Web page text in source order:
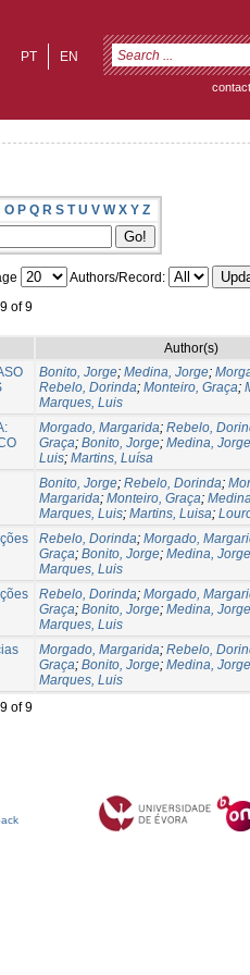
EN
PT
contact
O P Q R S T U V W X Y Z
Authors/Record:
of 9
Author(s)
Bonito, Jorge; Medina, Jorge;
Rebelo, Dorinda; Monteiro, Graça;
Marques, Luis
Morgado, Margarida; Rebelo,
Graça; Bonito, Jorge; Medina, Jorge
Luis; Martins, Luísa
Bonito, Jorge; Rebelo, Dorinda;
Margarida; Monteiro, Graça;
Marques, Luis; Martins, Luisa;
Rebelo, Dorinda; Morgado,
Graça; Bonito, Jorge; Medina, Jorge
Marques, Luis
Rebelo, Dorinda; Morgado,
Graça; Bonito, Jorge; Medina, Jorge
Marques, Luis
Morgado, Margarida; Rebelo,
Graça; Bonito, Jorge; Medina, Jorge
Marques, Luis
of 9